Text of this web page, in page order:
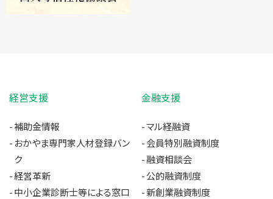
経営支援
補助金情報
おかやま専門家人材登録バン
ク
経営革新
中小企業診断士等による窓口
金融支援
マル経融資
会員特別融資制度
融資相談会
公的融資制度
新創業融資制度